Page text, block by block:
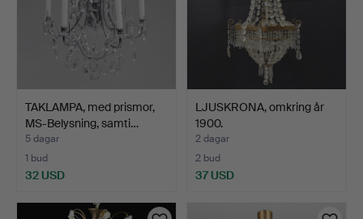
TAKLAMPA, med prismor,
MS-Belysning, samti…
5 dagar
1 bud
32 USD
LJUSKRONA, omkring år
1900.
2 dagar
2 bud
37 USD